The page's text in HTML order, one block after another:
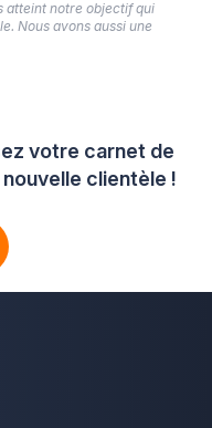
votre carnet de
clientèle !
atteint notre objectif qui
Nous avons aussi une